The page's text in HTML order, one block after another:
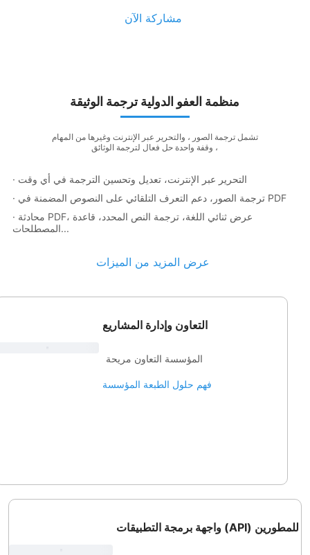
مشاركة الآن
منظمة العفو الدولية ترجمة الوثيقة
تشمل ترجمة الصور ، والتحرير عبر الإنترنت وغيرها من المهام
، وقفة واحدة حل فعال لترجمة الوثائق
· التحرير عبر الإنترنت، تعديل وتحسين الترجمة في أي وقت
· ترجمة الصور، دعم التعرف التلقائي على النصوص المضمنة في PDF
· محادثة PDF، عرض ثنائي اللغة، ترجمة النص المحدد، قاعدة
المصطلحات...
عرض المزيد من الميزات
التعاون وإدارة المشاريع
المؤسسة التعاون مريحة
فهم حلول الطبعة المؤسسة
واجهة برمجة التطبيقات (API) للمطورين